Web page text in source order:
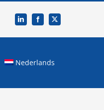
Nederlands